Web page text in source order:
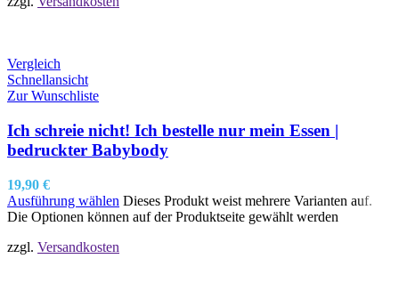
Vergleich
Schnellansicht
Zur Wunschliste
Ich schreie nicht! Ich bestelle nur mein Essen |
bedruckter Babybody
19,90 €
Ausführung wählen Dieses Produkt weist mehrere Varianten auf.
Die Optionen können auf der Produktseite gewählt werden
zzgl. Versandkosten